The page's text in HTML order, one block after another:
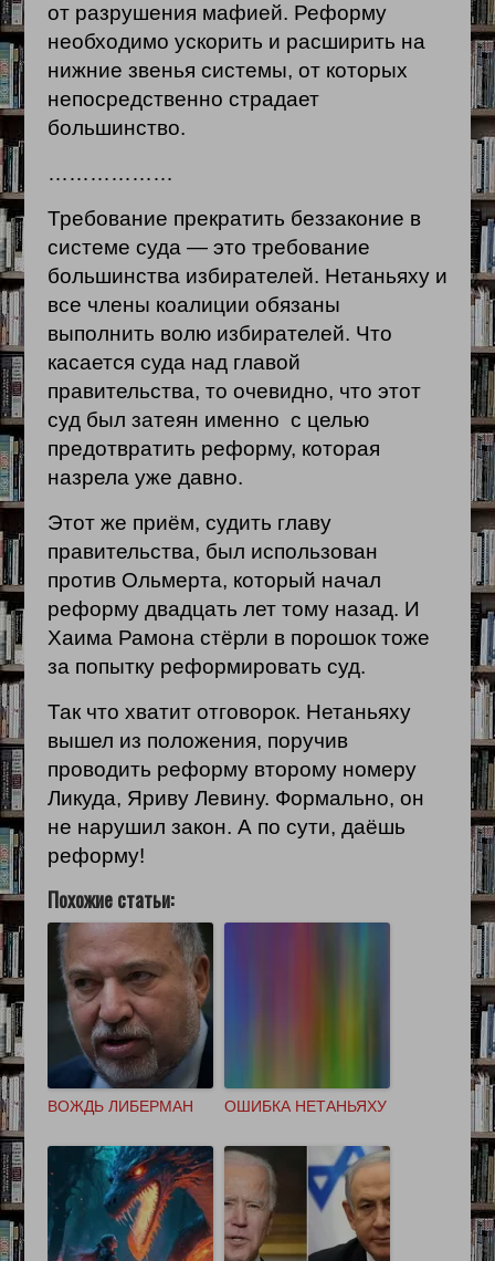
от разрушения мафией. Реформу
необходимо ускорить и расширить на
нижние звенья системы, от которых
непосредственно страдает
большинство.
………………
Требование прекратить беззаконие в
системе суда — это требование
большинства избирателей. Нетаньяху и
все члены коалиции обязаны
выполнить волю избирателей. Что
касается суда над главой
правительства, то очевидно, что этот
суд был затеян именно с целью
предотвратить реформу, которая
назрела уже давно.
Этот же приём, судить главу
правительства, был использован
против Ольмерта, который начал
реформу двадцать лет тому назад. И
Хаима Рамона стёрли в порошок тоже
за попытку реформировать суд.
Так что хватит отговорок. Нетаньяху
вышел из положения, поручив
проводить реформу второму номеру
Ликуда, Яриву Левину. Формально, он
не нарушил закон. А по сути, даёшь
реформу!
Похожие статьи:
ВОЖДЬ ЛИБЕРМАН ОШИБКА НЕТАНЬЯХУ